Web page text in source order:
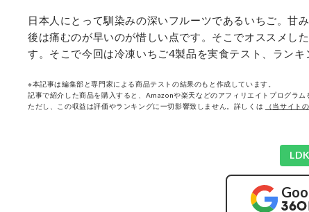
日本人にとって馴染みの深いフルーツであるいちご。甘
後は痛むのが早いのが惜しい点です。そこでオススメし
す。そこで今回は冷凍いちご4製品を実食テスト、ランキ
※本記事は編集部と専門家による商品テストの結果のもと作成しています。
記事で紹介した商品を購入すると、Amazonや楽天などのアフィリエイトプログラ
ただし、この収益は評価やランキングに一切影響致しません。詳しくは
（当サイト